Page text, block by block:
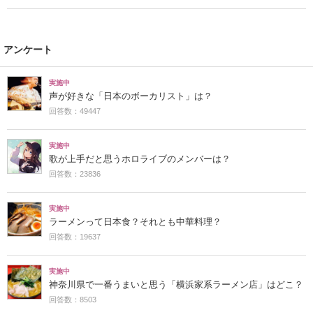
アンケート
実施中
声が好きな「日本のボーカリスト」は？
回答数：49447
実施中
歌が上手だと思うホロライブのメンバーは？
回答数：23836
実施中
ラーメンって日本食？それとも中華料理？
回答数：19637
実施中
神奈川県で一番うまいと思う「横浜家系ラーメン店」はどこ？
回答数：8503